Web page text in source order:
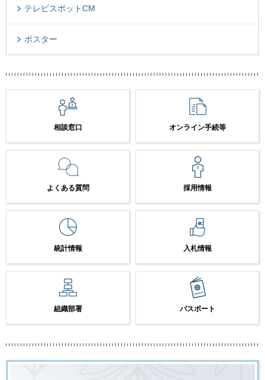
テレビスポットCM
ポスター
相談窓口 オンライン手続等
よくある質問 採用情報
統計情報 入札情報
組織部署 パスポート